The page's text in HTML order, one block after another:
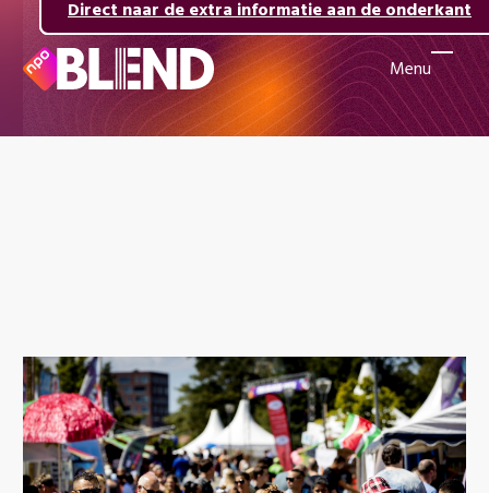
Direct naar de inhoud
Direct naar de hoofdnavigatie
Direct naar de extra informatie aan de onderkant
Menu